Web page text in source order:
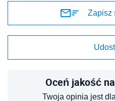
Zapisz
Oceń jakość
Twoja opinia jest